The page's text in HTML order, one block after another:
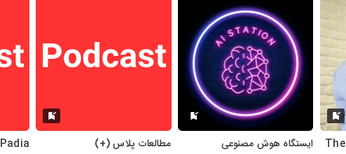
مدیر ممتاز با ناصر غانم‌زاده | The
ایستگاه هوش مصنوعی مطالعات پلاس (+) Padia | پادیا